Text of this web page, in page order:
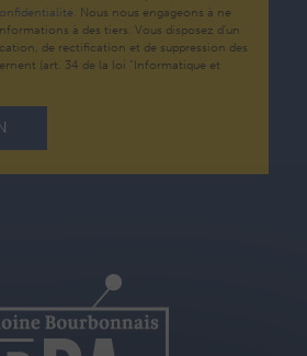
Nous nous engageons à ne
à des tiers. Vous disposez d'un
de rectification et de suppression des
(art. 34 de la loi "Informatique et